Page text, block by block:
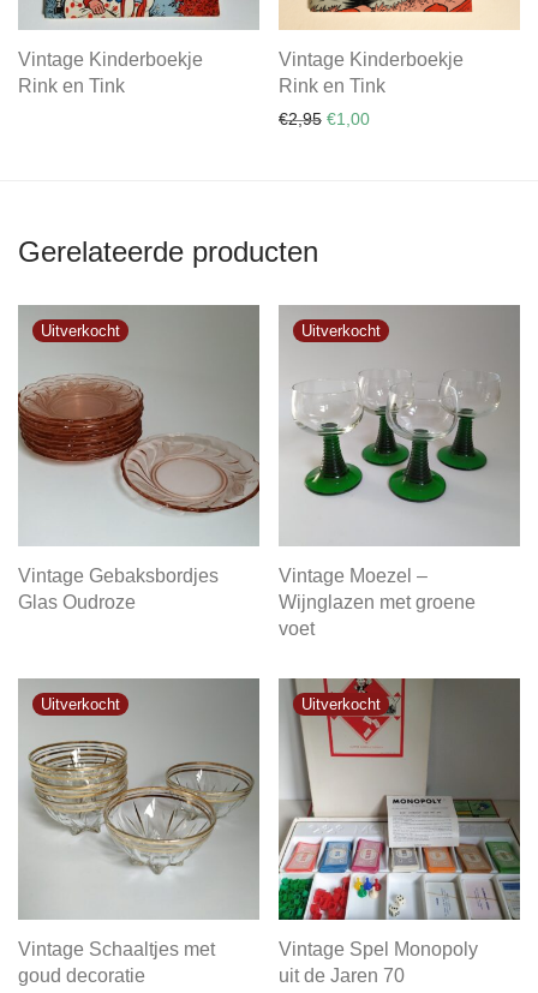
Vintage Kinderboekje
Rink en Tink
Vintage Kinderboekje
Rink en Tink
€2,95 Oorspronkelijke prijs was:
€1,00Huidige prijs is: €1,00.
Gerelateerde producten
Vintage Gebaksbordjes
Glas Oudroze
Vintage Moezel –
Wijnglazen met groene
voet
Vintage Schaaltjes met
goud decoratie
Vintage Spel Monopoly
uit de Jaren 70